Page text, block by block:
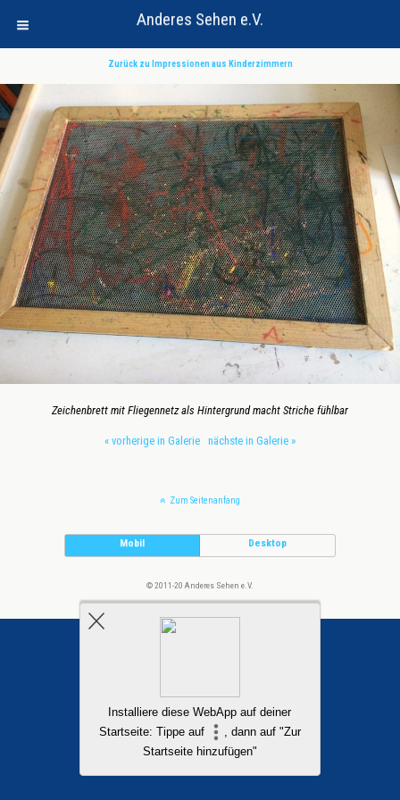
Anderes Sehen e.V.
Zurück zu Impressionen aus Kinderzimmern
Zeichenbrett mit Fliegennetz als Hintergrund macht Striche fühlbar
« vorherige in Galerie nächste in Galerie »
Zum Seitenanfang
Mobil Desktop
© 2011-20 Anderes Sehen e.V.
Installiere diese WebApp auf deiner
Startseite: Tippe auf
, dann auf "Zur
Startseite hinzufügen"